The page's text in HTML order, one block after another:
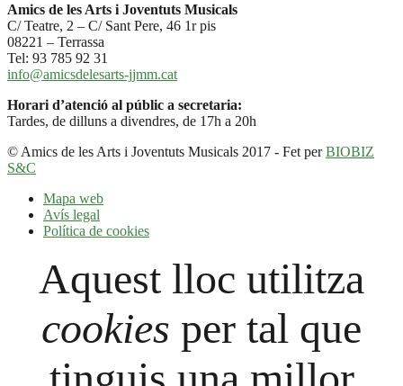
Amics de les Arts i Joventuts Musicals
C/ Teatre, 2 – C/ Sant Pere, 46 1r pis
08221 – Terrassa
Tel: 93 785 92 31
info@amicsdelesarts-jjmm.cat
Horari d’atenció al públic a secretaria:
Tardes, de dilluns a divendres, de 17h a 20h
© Amics de les Arts i Joventuts Musicals 2017 - Fet perBIOBIZ
S&C
Mapa web
Avís legal
Política de cookies
Aquest lloc utilitza
cookies per tal que